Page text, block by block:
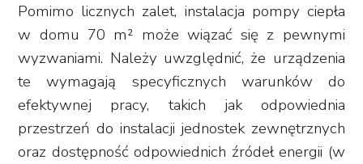
Pomimo licznych zalet, instalacja pompy ciepła
w domu 70 m² może wiązać się z pewnymi
wyzwaniami. Należy uwzględnić, że urządzenia
te wymagają specyficznych warunków do
efektywnej pracy, takich jak odpowiednia
przestrzeń do instalacji jednostek zewnętrznych
oraz dostępność odpowiednich źródeł energii (w